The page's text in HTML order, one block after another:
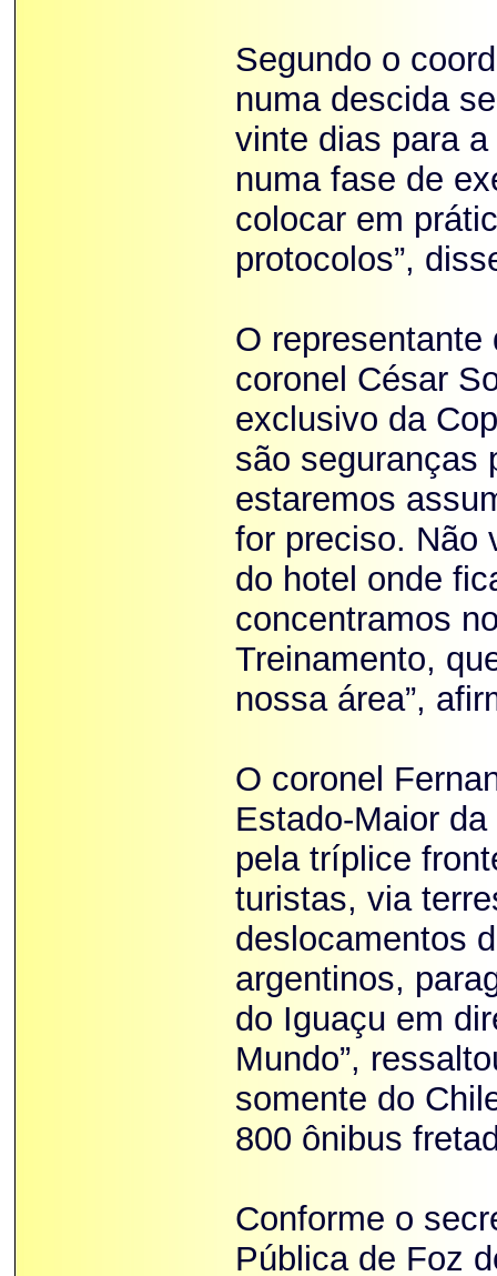
Segundo o
numa descida
vinte dias para
numa fase de
colocar em
protocolos”,
O representante
coronel César
exclusivo da
são seguranças
estaremos
for preciso. Não
do hotel onde
concentramos
Treinamento,
nossa área”,
O coronel
Estado-Maior
pela tríplice
turistas, via
deslocamentos
argentinos,
do Iguaçu em
Mundo”,
somente do
800 ônibus
Conforme o
Pública de Foz